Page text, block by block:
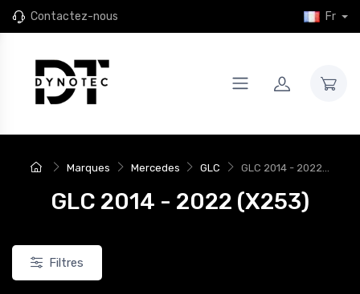
Contactez-nous Fr
Marques Mercedes GLC GLC 2014 - 2022...
GLC 2014 - 2022 (X253)
Filtres